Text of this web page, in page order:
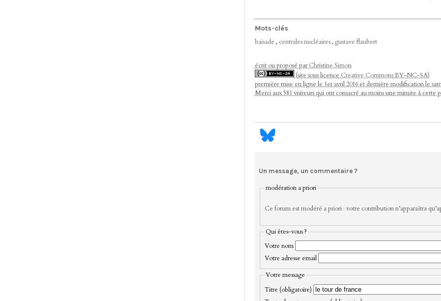
Mots-clés
baisade , centrales nucléaires, gustave flaubert
écrit ou proposé parChristine Simon
(site sous licence Creative CommonsBY-NC-SA)
première mise en ligne le 1er avril 2016 et dernière modification le
Merci aux 581 visiteurs qui ont consacré au moins une minute à cette
Un message, un commentaire ?
modération a priori
Ce forum est modéré a priori : votre contribution n’apparaîtra
Qui êtes-vous ?
Votre nom
Votre adresse email
Votre message
Titre (obligatoire)